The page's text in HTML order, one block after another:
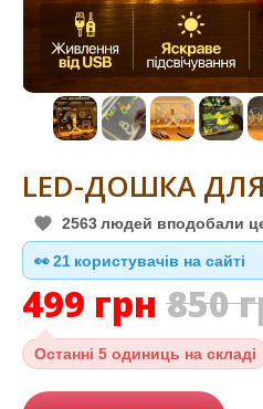
LED-ДОШКА
2563 людей вподобали
👀20 користувачів на сайті
499 грн 850
Останні 5 одиниць на складі